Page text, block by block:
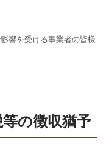
響を受ける事業者の皆様
の徴収猶予